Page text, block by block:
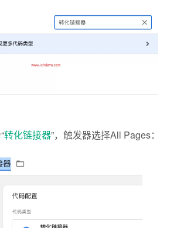
转化链接器”，触发器选择All Pages：